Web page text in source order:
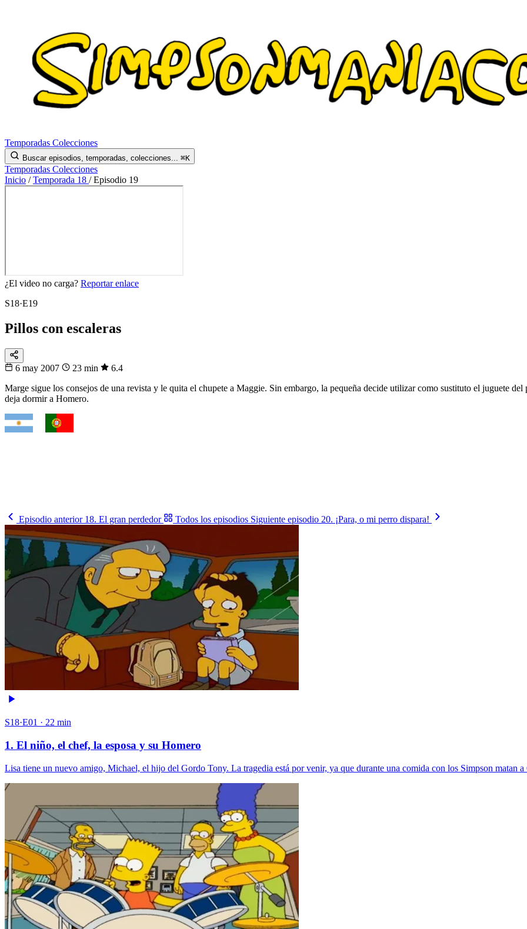
Temporadas Colecciones
Buscar episodios, temporadas, colecciones... ⌘K
Temporadas Colecciones
Inicio / Temporada 18 / Episodio 19
¿El video no carga? Reportar enlace
S18·E19
Pillos con escaleras
6 may 2007 23 min
6.4
Marge sigue los consejos de una revista y le quita el chupete a Maggie. Sin embargo, la pequeña decide utilizar como sustituto el juguete
deja dormir a Homero.
Episodio anterior 18. El gran perdedor Todos los episodios Siguiente episodio 20. ¡Para, o mi perro dispara!
S18·E01 · 22 min
1. El niño, el chef, la esposa y su Homero
Lisa tiene un nuevo amigo, Michael, el hijo del Gordo Tony. La tragedia está por venir, ya que durante una comida con los Simpson matan